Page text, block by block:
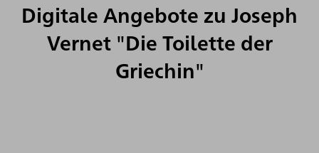
Digitale Angebote zu Joseph
Vernet "Die Toilette der
Griechin"